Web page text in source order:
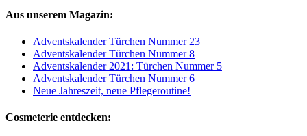
Aus unserem Magazin:
Adventskalender Türchen Nummer 23
Adventskalender Türchen Nummer 8
Adventskalender 2021: Türchen Nummer 5
Adventskalender Türchen Nummer 6
Neue Jahreszeit, neue Pflegeroutine!
Cosmeterie entdecken: